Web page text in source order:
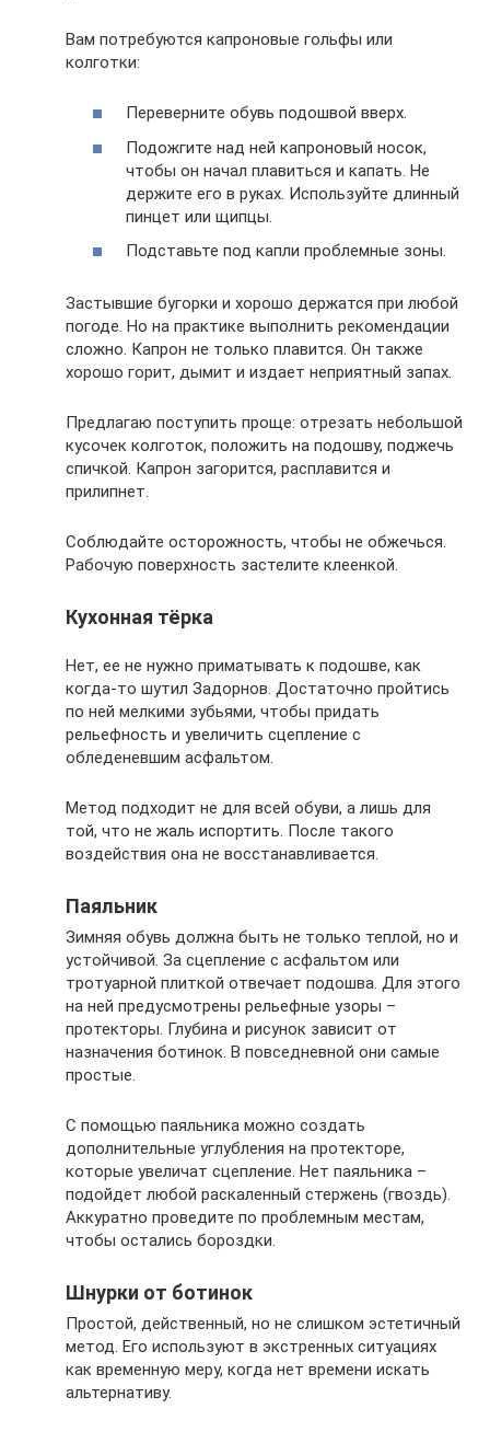
Вам потребуются капроновые гольфы или
колготки:
Переверните обувь подошвой вверх.
Подожгите над ней капроновый носок,
чтобы он начал плавиться и капать. Не
держите его в руках. Используйте длинный
пинцет или щипцы.
Подставьте под капли проблемные зоны.
Застывшие бугорки и хорошо держатся при любой
погоде. Но на практике выполнить рекомендации
сложно. Капрон не только плавится. Он также
хорошо горит, дымит и издает неприятный запах.
Предлагаю поступить проще: отрезать небольшой
кусочек колготок, положить на подошву, поджечь
спичкой. Капрон загорится, расплавится и
прилипнет.
Соблюдайте осторожность, чтобы не обжечься.
Рабочую поверхность застелите клеенкой.
Кухонная тёрка
Нет, ее не нужно приматывать к подошве, как
когда-то шутил Задорнов. Достаточно пройтись
по ней мелкими зубьями, чтобы придать
рельефность и увеличить сцепление с
обледеневшим асфальтом.
Метод подходит не для всей обуви, а лишь для
той, что не жаль испортить. После такого
воздействия она не восстанавливается.
Паяльник
Зимняя обувь должна быть не только теплой, но и
устойчивой. За сцепление с асфальтом или
тротуарной плиткой отвечает подошва. Для этого
на ней предусмотрены рельефные узоры –
протекторы. Глубина и рисунок зависит от
назначения ботинок. В повседневной они самые
простые.
С помощью паяльника можно создать
дополнительные углубления на протекторе,
которые увеличат сцепление. Нет паяльника –
подойдет любой раскаленный стержень (гвоздь).
Аккуратно проведите по проблемным местам,
чтобы остались бороздки.
Шнурки от ботинок
Простой, действенный, но не слишком эстетичный
метод. Его используют в экстренных ситуациях
как временную меру, когда нет времени искать
альтернативу.